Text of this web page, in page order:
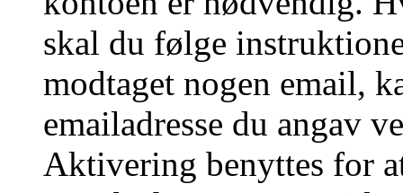
skal du følge
modtaget nogen email,
emailadresse du angav
Aktivering benyttes for